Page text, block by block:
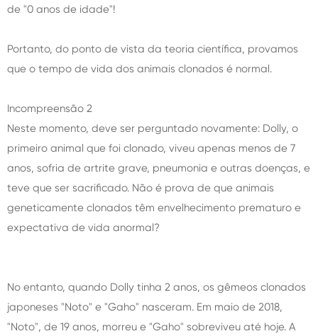
de "0 anos de idade"!
Portanto, do ponto de vista da teoria científica, provamos
que o tempo de vida dos animais clonados é normal.
Incompreensão 2
Neste momento, deve ser perguntado novamente: Dolly, o
primeiro animal que foi clonado, viveu apenas menos de 7
anos, sofria de artrite grave, pneumonia e outras doenças, e
teve que ser sacrificado. Não é prova de que animais
geneticamente clonados têm envelhecimento prematuro e
expectativa de vida anormal?
No entanto, quando Dolly tinha 2 anos, os gêmeos clonados
japoneses "Noto" e "Gaho" nasceram. Em maio de 2018,
"Noto", de 19 anos, morreu e "Gaho" sobreviveu até hoje. A